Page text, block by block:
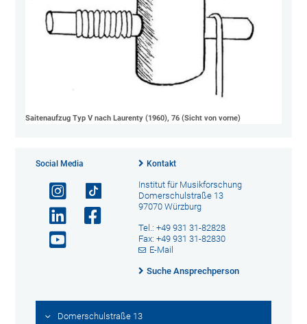
Saitenaufzug Typ V nach Laurenty (1960), 76 (Sicht von vorne)
Social Media Kontakt
Institut für Musikforschung
Domerschulstraße 13
97070 Würzburg
Tel.: +49 931 31-82828
Fax: +49 931 31-82830
E-Mail
Suche Ansprechperson
Domerschulstraße 13